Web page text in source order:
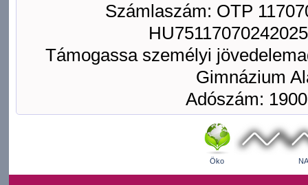
Számlaszám: OTP
Támogassa személyi
Gimnázium
Adószám:
Öko